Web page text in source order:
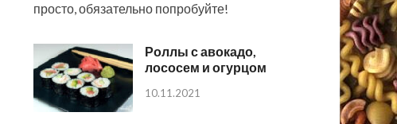
просто, обязательно попробуйте!
Роллы с авокадо,
лососем и огурцом
10.11.2021